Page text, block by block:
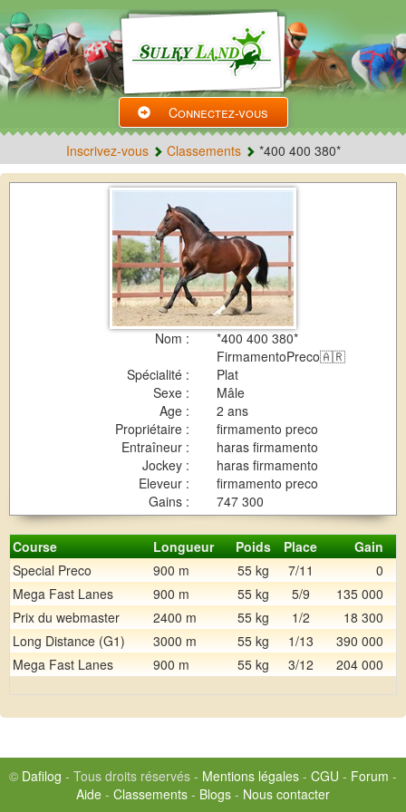
Connectez-vous
Inscrivez-vous Classements *400 400 380*
Nom :
*400 400 380*
FirmamentoPreco🇦🇷
Spécialité :
Plat
Sexe :
Mâle
Age :
2 ans
Propriétaire :
firmamento preco
Entraîneur :
haras firmamento
Jockey :
haras firmamento
Eleveur :
firmamento preco
Gains :
747 300
Course Longueur Poids Place
Gain
Special Preco
900 m 55 kg 7/11 0
Mega Fast Lanes
900 m 55 kg 5/9 135 000
Prix du webmaster
2400 m 55 kg 1/2 18 300
Long Distance (G1)
3000 m 55 kg 1/13 390 000
Mega Fast Lanes
900 m 55 kg 3/12 204 000
© Dafilog - Tous droits réservés - Mentions légales - CGU - Forum -
Aide - Classements - Blogs - Nous contacter